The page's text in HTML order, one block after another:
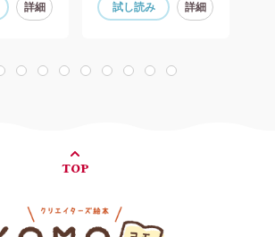
詳細 試し読み 詳細
2 3 4 5 6 7 8 9 10
TOP